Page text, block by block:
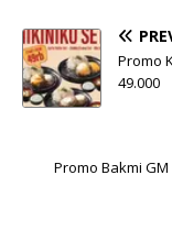
Promo
49.000
Promo Bakmi